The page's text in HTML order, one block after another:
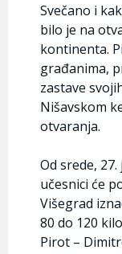
Svečano i
bilo je na
kontinenta.
građanima,
zastave
Nišavskom
otvaranja.
Od srede,
učesnici će
Višegrad
80 do 120
Pirot –